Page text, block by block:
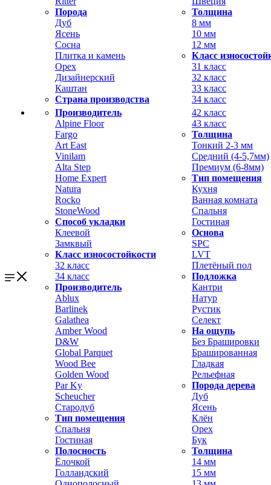
Порода
Дуб
Ясень
Сосна
Плитка и камень
Орех
Дизайнерский
Каштан
Страна производства
Толщина
8 мм
10 мм
12 мм
Класс
31 класс
32 класс
33 класс
34 класс
Производитель
Alpine Floor
Fargo
Art East
Vinilam
Alta Step
Home Expert
Natura
Rocko
StoneWood
Способ укладки
Клеевой
Замквый
Класс износостойкости
32 класс
34 класс
42 класс
43 класс
Толщина
Тонкий 2-3 мм
Средний (4-5,7мм)
Премиум (6-8мм)
Тип помещения
Кухня
Ванная комната
Спальня
Гостиная
Основа
SPC
LVT
Плетёный пол
Подложка
Производитель
Ablux
Barlinek
Galathea
Amber Wood
D&W
Global Parquet
Wood Bee
Golden Wood
Par Ky
Scheucher
Стародуб
Тип помещения
Спальня
Гостиная
Полосность
Ёлочкой
Голландский
Кантри
Натур
Рустик
Селект
На ощупь
Без Брашировки
Брашированная
Гладкая
Рельефная
Порода дерева
Дуб
Ясень
Клён
Орех
Бук
Толщина
14 мм
15 мм